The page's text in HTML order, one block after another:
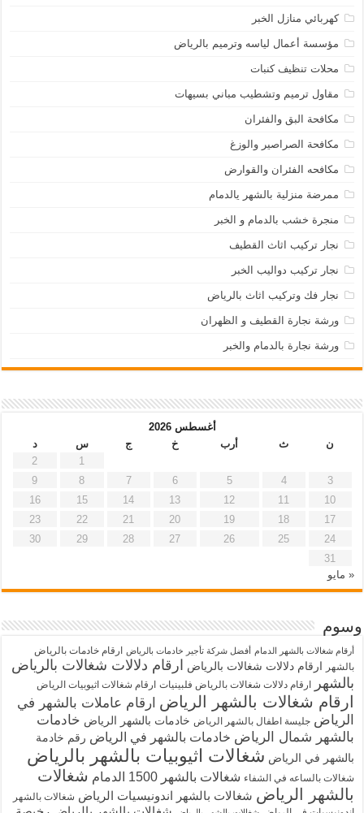
كهربائي منازل الخبر
مؤسسة أعمال لياسه وترميم بالرياض
محلات تنظيف كنبات
مقاول ترميم وتشطيب مباني بسيهات
مكافحة البق والفئران
مكافحة الصراصير والوزغ
مكافحه الفئران والقوارض
ممرضة منزلية بالشهر يالدمام
منجرة خشب بالدمام و الخبر
نجار تركيب اثاث القطيف
نجار تركيب دواليب الخبر
نجار فك وتركيب اثاث بالرياض
ورشة نجارة القطيف و الظهران
ورشة نجارة بالدمام والخبر
أغسطس 2026
ن
ث أرب خ ج س
د
1
2
3
4
5
6
7
8
9
10
11
12
13
14
15
16
17
18
19
20
21
22
23
24
25
26
27
28
29
30
31
« مايو
وسوم
أرقام شغالات بالشهر الدمام أفضل شركة تأجير خادمات بالرياض
ارقام خادمات بالرياض
بالشهر
ارقام دلالات شغالات بالرياض ارقام دلالات شغالات بالرياض
بالشهر
ارقام دلالات شغالات بالرياض فلبينيات ارقام شغالات اثيوبيات الرياض
ارقام شغالات بالشهر الرياض ارقام عاملات بالشهر في
الرياض جليسة اطفال بالشهر الرياض خادمات بالشهر الرياض خادمات
بالشهر شمال الرياض خادمات بالشهر في الرياض رقم خادمة
بالشهر في الرياض شغالات اثيوبيات بالشهر بالرياض
شغالات بالساعه في الشفاء شغالات بالشهر 1500 الدمام
شغالات
بالشهر الرياض شغالات بالشهر اندونيسيات الرياض شغالات بالشهر